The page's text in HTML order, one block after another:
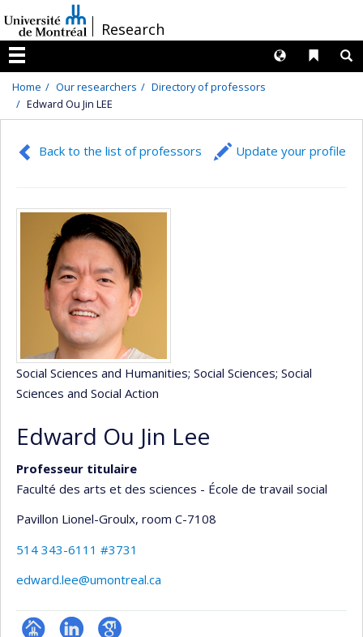
au
contenu
/Research
Menu
Liens
Langues
Home Our researchers
Directory of professors
Edward Ou Jin LEE
Back to the list of professors Update your profile
Social Sciences and Humanities; Social Sciences; Social
Sciences and Social Action
Edward Ou Jin Lee
Professeur titulaire
Faculté des arts et des sciences - École de travail social
Pavillon Lionel-Groulx, room C-7108
514 343-6111 #3731
edward.lee@umontreal.ca